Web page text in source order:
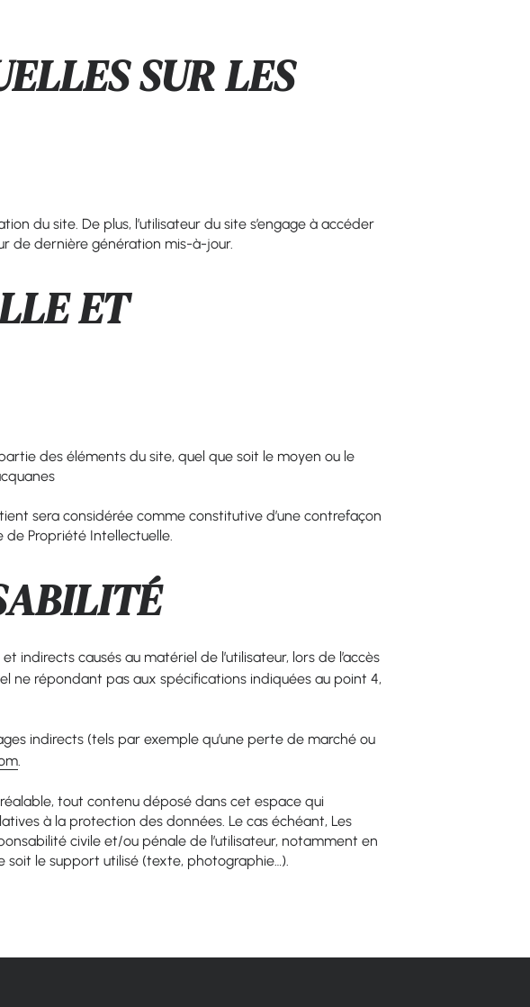
SUR LES
du site. De plus, l’utilisateur du site s’engage à accéder
de dernière génération mis-à-jour.
ET
des éléments du site, quel que soit le moyen ou le
sera considérée comme constitutive d’une contrefaçon
Propriété Intellectuelle.
causés au matériel de l’utilisateur, lors de l’accès
ne répondant pas aux spécifications indiquées au point 4,
indirects (tels par exemple qu’une perte de marché ou
.
tout contenu déposé dans cet espace qui
à la protection des données. Le cas échéant, Les
civile et/ou pénale de l’utilisateur, notamment en
soit le support utilisé (texte, photographie…).